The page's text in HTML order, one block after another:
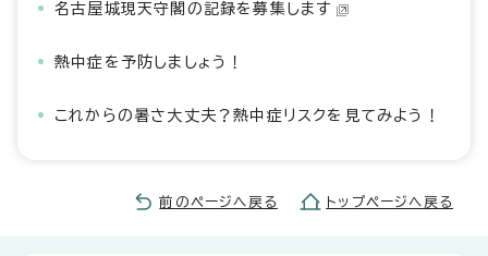
名古屋城現天守閣の記録を募集します
熱中症を予防しましょう！
これからの暑さ大丈夫？熱中症リスクを見てみよう！
前のページへ戻る トップページへ戻る